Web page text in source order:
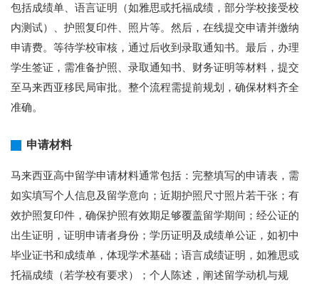
包括成绩单、语言证明（如雅思或托福成绩，部分学校接受校
内测试）、护照复印件、照片等。然后，在线提交申请并缴纳
申请费。等待学校审核，通过后收到录取通知书。最后，办理
学生签证，需准备护照、录取通知书、财务证明等材料，提交
至马来西亚移民局审批。整个流程需提前规划，确保材料齐全
准确。
申请材料
马来西亚高中留学申请材料通常包括：完整填写的申请表，需
如实填写个人信息及留学意向；近期护照尺寸照片若干张；有
效护照复印件，确保护照有效期足够覆盖留学期间；经公证的
出生证明，证明申请者身份；学历证明及成绩单公证，如初中
毕业证书和成绩单，体现学术基础；语言成绩证明，如雅思或
托福成绩（若学校有要求）；个人陈述，阐述留学动机与规